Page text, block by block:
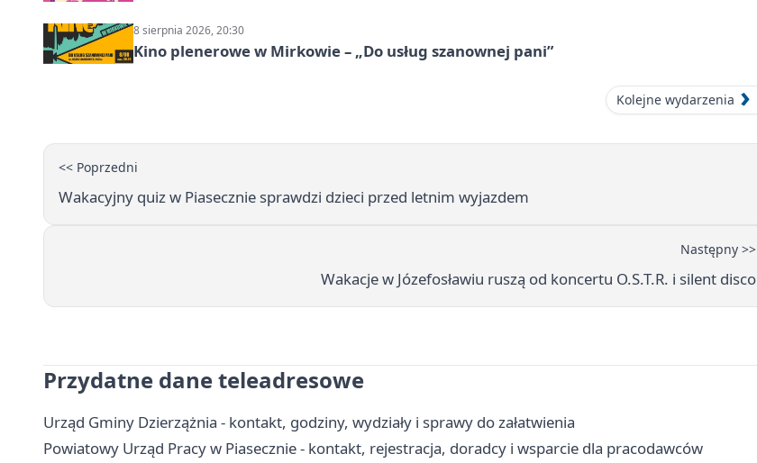
8 sierpnia 2026, 20:30
Kino plenerowe w Mirkowie – „Do usług szanownej pani”
Kolejne wydarzenia
<< Poprzedni
Wakacyjny quiz w Piasecznie sprawdzi dzieci przed letnim wyjazdem
Następny >>
Wakacje w Józefosławiu ruszą od koncertu O.S.T.R. i silent disco
Przydatne dane teleadresowe
Urząd Gminy Dzierzążnia - kontakt, godziny, wydziały i sprawy do załatwienia
Powiatowy Urząd Pracy w Piasecznie - kontakt, rejestracja, doradcy i wsparcie dla pracodawców